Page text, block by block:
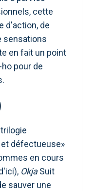
cette
d'action, de
sensations
en fait un point
pour de
défectueuse»
en cours
OkjaSuit
sauver une